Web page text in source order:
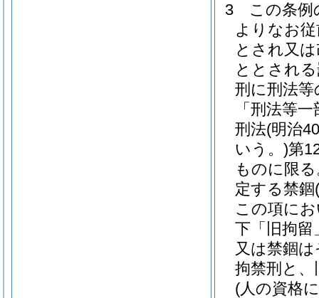
3
この条例
よりなお
とされ又
ととされ
刑に刑法
「刑法等
刑法(明治
いう。)第
ものに限
定する禁錮
この項に
下「旧拘
又は禁錮
拘禁刑と
(人の資格